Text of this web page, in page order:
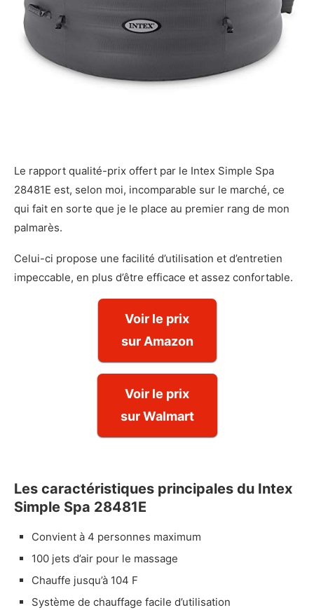
Le rapport qualité-prix offert par le Intex Simple Spa
28481E est, selon moi, incomparable sur le marché, ce
qui fait en sorte que je le place au premier rang de mon
palmarès.
Celui-ci propose une facilité d’utilisation et d’entretien
impeccable, en plus d’être efficace et assez confortable.
Voir le prix
sur Amazon
Voir le prix
sur Walmart
Les caractéristiques principales du Intex
Simple Spa 28481E
Convient à 4 personnes maximum
100 jets d’air pour le massage
Chauffe jusqu’à 104 F
Système de chauffage facile d’utilisation